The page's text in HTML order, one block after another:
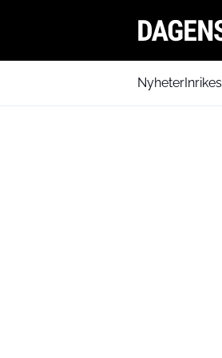
NyheterInrikes